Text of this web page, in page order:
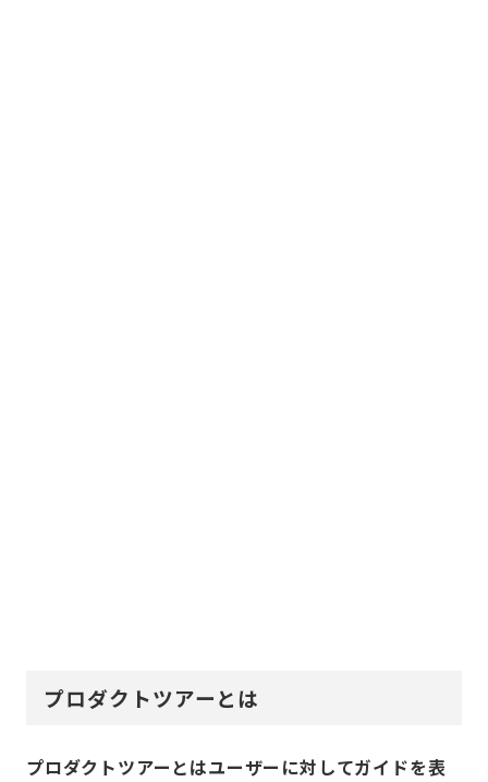
プロダクトツアーとは
プロダクトツアーとはユーザーに対してガイドを表